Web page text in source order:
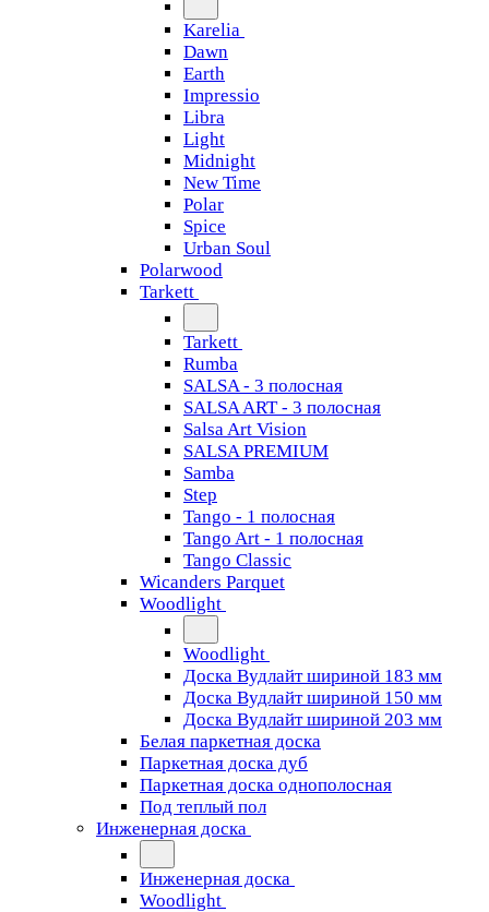
Karelia
Dawn
Earth
Impressio
Libra
Light
Midnight
New Time
Polar
Spice
Urban Soul
Polarwood
Tarkett
Tarkett
Rumba
SALSA - 3 полосная
SALSA ART - 3 полосная
Salsa Art Vision
SALSA PREMIUM
Samba
Step
Tango - 1 полосная
Tango Art - 1 полосная
Tango Classiс
Wicanders Parquet
Woodlight
Woodlight
Доска Вудлайт шириной 183 мм
Доска Вудлайт шириной 150 мм
Доска Вудлайт шириной 203 мм
Белая паркетная доска
Паркетная доска дуб
Паркетная доска однополосная
Под теплый пол
Инженерная доска
Инженерная доска
Woodlight